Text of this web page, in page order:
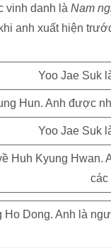
vinh danh là Nam
anh xuất hiện
Hun. Anh được
Huh Kyung Hwan.
các
Ho Dong. Anh là